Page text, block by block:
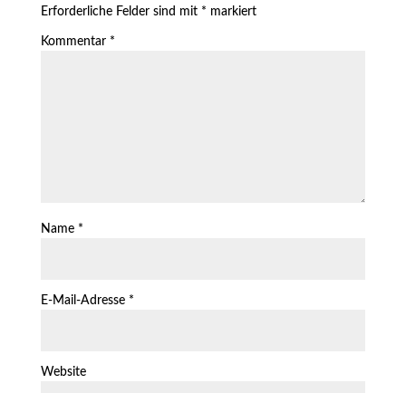
Erforderliche Felder sind mit * markiert
Kommentar *
Name *
E-Mail-Adresse *
Website